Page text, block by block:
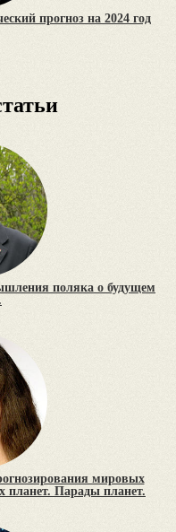
прогноз на 2024 год
поляка о будущем
мировых
Парады планет.